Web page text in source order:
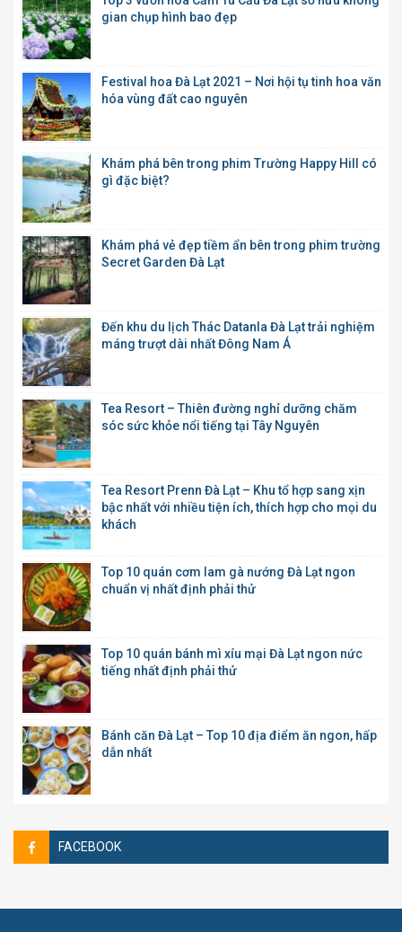
gian chụp hình bao đẹp
Festival hoa Đà Lạt 2021 – Nơi hội tụ tinh hoa văn
hóa vùng đất cao nguyên
Khám phá bên trong phim Trường Happy Hill có
gì đặc biệt?
Khám phá vẻ đẹp tiềm ẩn bên trong phim trường
Secret Garden Đà Lạt
Đến khu du lịch Thác Datanla Đà Lạt trải nghiệm
máng trượt dài nhất Đông Nam Á
Tea Resort – Thiên đường nghỉ dưỡng chăm
sóc sức khỏe nổi tiếng tại Tây Nguyên
Tea Resort Prenn Đà Lạt – Khu tổ hợp sang xịn
bậc nhất với nhiều tiện ích, thích hợp cho mọi du
khách
Top 10 quán cơm lam gà nướng Đà Lạt ngon
chuẩn vị nhất định phải thử
Top 10 quán bánh mì xíu mại Đà Lạt ngon nức
tiếng nhất định phải thử
Bánh căn Đà Lạt – Top 10 địa điểm ăn ngon, hấp
dẫn nhất
FACEBOOK